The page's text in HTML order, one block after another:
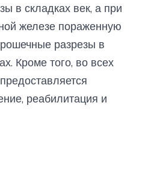
в складках век, а при
железе пораженную
разрезы в
Кроме того, во всех
реабилитация и